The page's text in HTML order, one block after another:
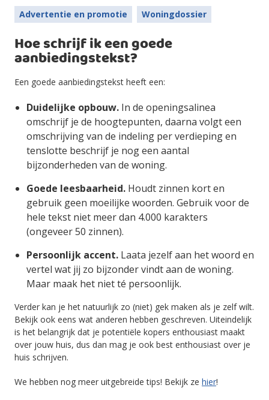
Advertentie en promotie Woningdossier
Hoe schrijf ik een goede
aanbiedingstekst?
Een goede aanbiedingstekst heeft een:
Duidelijke opbouw. In de openingsalinea
omschrijf je de hoogtepunten, daarna volgt een
omschrijving van de indeling per verdieping en
tenslotte beschrijf je nog een aantal
bijzonderheden van de woning.
Goede leesbaarheid. Houdt zinnen kort en
gebruik geen moeilijke woorden. Gebruik voor de
hele tekst niet meer dan 4.000 karakters
(ongeveer 50 zinnen).
Persoonlijk accent. Laata jezelf aan het woord en
vertel wat jij zo bijzonder vindt aan de woning.
Maar maak het niet té persoonlijk.
Verder kan je het natuurlijk zo (niet) gek maken als je zelf wilt.
Bekijk ook eens wat anderen hebben geschreven. Uiteindelijk
is het belangrijk dat je potentiële kopers enthousiast maakt
over jouw huis, dus dan mag je ook best enthousiast over je
huis schrijven.
We hebben nog meer uitgebreide tips! Bekijk ze hier!